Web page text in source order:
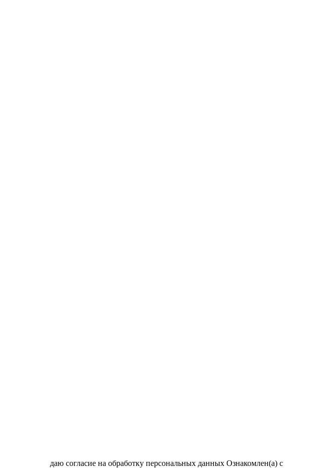
даю согласие на обработку персональных данных Ознакомлен(а) с